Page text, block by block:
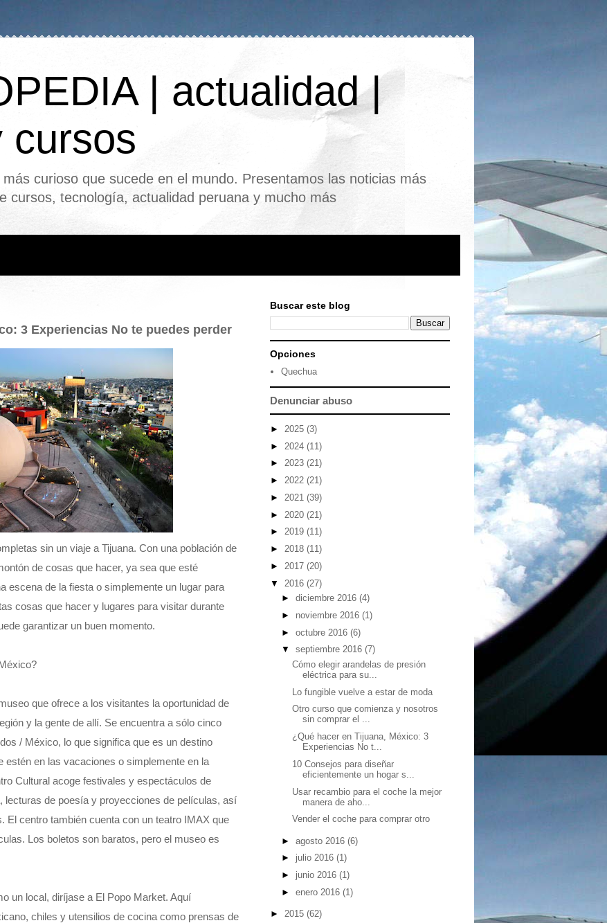
| actualidad |
cursos
curioso que sucede en el mundo. Presentamos las noticias más
cursos, tecnología, actualidad peruana y mucho más
3 Experiencias No te puedes perder
sin un viaje a Tijuana. Con una población de
de cosas que hacer, ya sea que esté
escena de la fiesta o simplemente un lugar para
cosas que hacer y lugares para visitar durante
garantizar un buen momento.
que ofrece a los visitantes la oportunidad de
y la gente de allí. Se encuentra a sólo cinco
/ México, lo que significa que es un destino
estén en las vacaciones o simplemente en la
Cultural acoge festivales y espectáculos de
lecturas de poesía y proyecciones de películas, así
El centro también cuenta con un teatro IMAX que
Los boletos son baratos, pero el museo es
un local, diríjase a El Popo Market. Aquí
chiles y utensilios de cocina como prensas de
Buscar este blog
Opciones
Quechua
Denunciar abuso
► 2025 (3)
► 2024 (11)
► 2023 (21)
► 2022 (21)
► 2021 (39)
► 2020 (21)
► 2019 (11)
► 2018 (11)
► 2017 (20)
▼ 2016 (27)
► diciembre 2016 (4)
► noviembre 2016 (1)
► octubre 2016 (6)
▼ septiembre 2016 (7)
Cómo elegir arandelas de presión
eléctrica para su...
Lo fungible vuelve a estar de moda
Otro curso que comienza y nosotros
sin comprar el ...
¿Qué hacer en Tijuana, México: 3
Experiencias No t...
10 Consejos para diseñar
eficientemente un hogar s...
Usar recambio para el coche la mejor
manera de aho...
Vender el coche para comprar otro
► agosto 2016 (6)
► julio 2016 (1)
► junio 2016 (1)
► enero 2016 (1)
► 2015 (62)